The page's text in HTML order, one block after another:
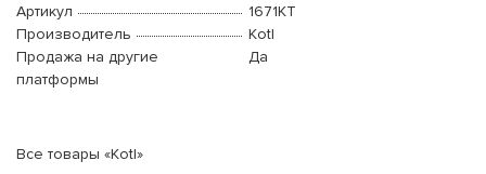
Артикул
1671KT
Производитель
Kotl
Продажа на другие
платформы
Да
Все товары «Kotl»